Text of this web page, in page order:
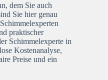
dem Sie auch
Sie hier genau
praktischer
Schimmelexperte in
Kostenanalyse,
Preise und ein